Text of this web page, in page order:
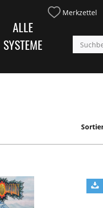
Merkzettel
ALLE
SYSTEME